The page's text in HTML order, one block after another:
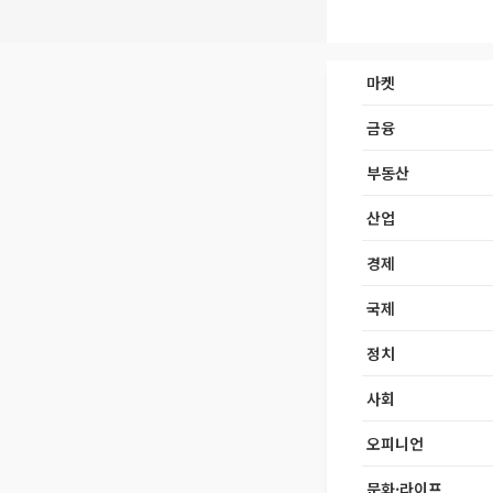
마켓
금융
부동산
산업
경제
국제
정치
사회
오피니언
문화·라이프